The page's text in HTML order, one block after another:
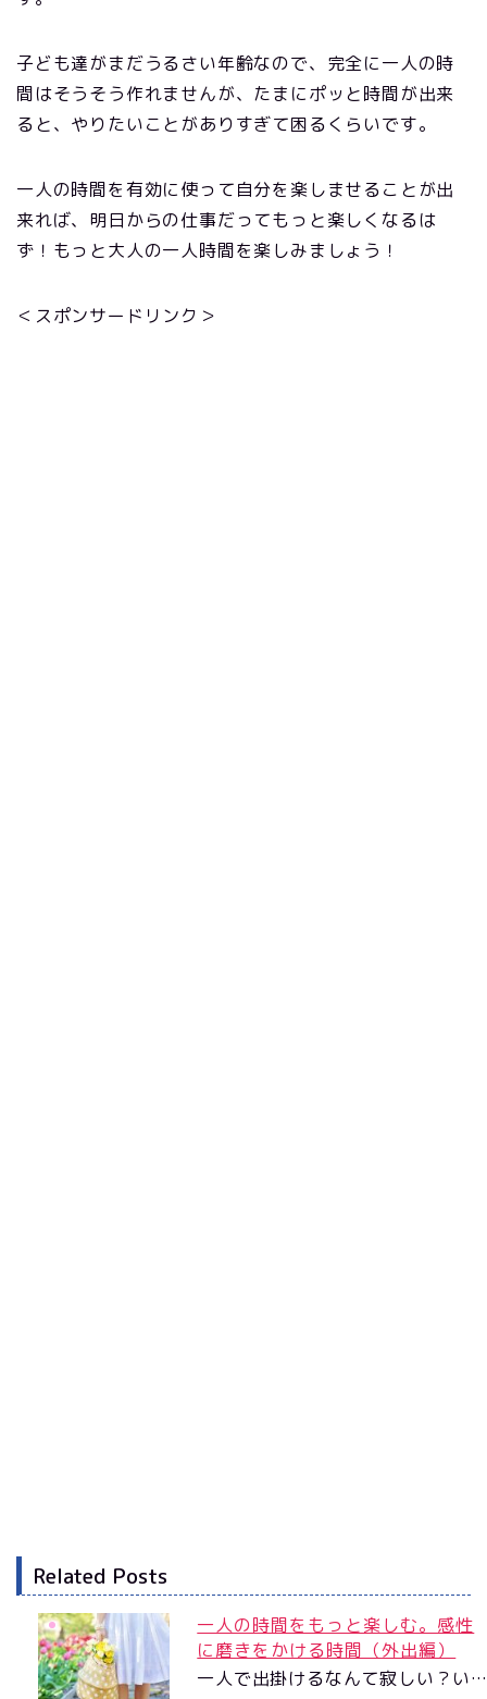
子ども達がまだうるさい年齢なので、完全に一人の時
間はそうそう作れませんが、たまにポッと時間が出来
ると、やりたいことがありすぎて困るくらいです。
一人の時間を有効に使って自分を楽しませることが出
来れば、明日からの仕事だってもっと楽しくなるは
ず！もっと大人の一人時間を楽しみましょう！
＜スポンサードリンク＞
Related Posts
一人の時間をもっと楽しむ。感性
に磨きをかける時間（外出編）
一人で出掛けるなんて寂しい？い